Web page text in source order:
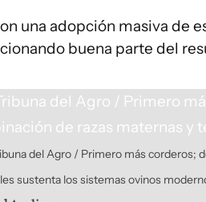
una adopción masiva de
buena parte del
del Agro / Primero más corderos;
sustenta los sistemas ovinos